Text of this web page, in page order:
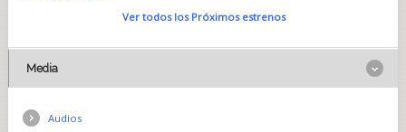
Ver todos los Próximos estrenos
Media
Audios